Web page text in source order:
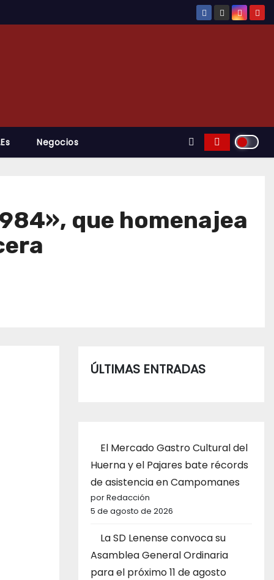
Negocios
que homenajea
ÚLTIMAS ENTRADAS
El Mercado Gastro Cultural del
Huerna y el Pajares bate récords
de asistencia en Campomanes
por Redacción
5 de agosto de 2026
La SD Lenense convoca su
Asamblea General Ordinaria
para el próximo 11 de agosto